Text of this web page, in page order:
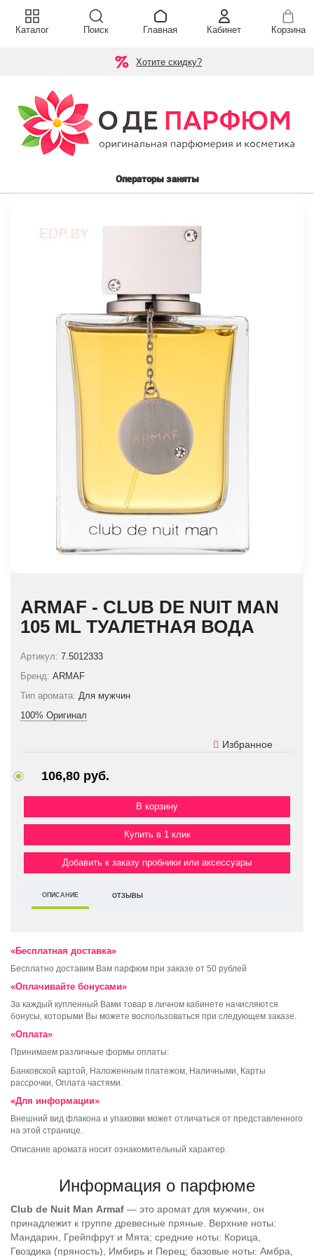
Хотите скидку?
Операторы заняты
ARMAF - CLUB DE NUIT MAN
105 ML ТУАЛЕТНАЯ ВОДА
Артикул: 7.5012333
Бренд: ARMAF
Тип аромата: Для мужчин
100% Оригинал
Избранное
106,80 руб.
Купить в 1 клик
Добавить к заказу пробники или аксессуары
ОПИСАНИЕ ОТЗЫВЫ
«Бесплатная доставка»
Бесплатно доставим Вам парфюм при заказе от 50 рублей
«Оплачивайте бонусами»
За каждый купленный Вами товар в личном кабинете начисляются
бонусы, которыми Вы можете воспользоваться при следующем заказе.
«Оплата»
Принимаем различные формы оплаты:
Банковской картой, Наложенным платежом, Наличными, Карты
рассрочки, Оплата частями.
«Для информации»
Внешний вид флакона и упаковки может отличаться от представленного
на этой странице.
Описание аромата носит ознакомительный характер.
Информация о парфюме
Club de Nuit Man Armaf — это аромат для мужчин, он
принадлежит к группе древесные пряные. Верхние ноты:
Мандарин, Грейпфрут и Мята; средние ноты: Корица,
Гвоздика (пряность), Имбирь и Перец; базовые ноты: Амбра,
Каталог Поиск Главная Кабинет Корзина